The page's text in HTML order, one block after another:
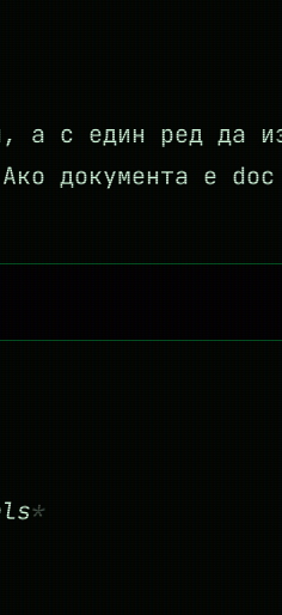
а с един ред да
документа е